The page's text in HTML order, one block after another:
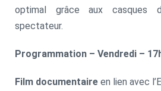
optimal grâce aux casques
spectateur.
Programmation – Vendredi –
Film documentaire en lien avec